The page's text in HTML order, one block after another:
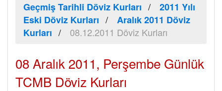
Geçmiş Tarihli Döviz Kurları
2011 Yılı
Eski Döviz Kurları
Aralık 2011 Döviz
Kurları
08.12.2011 Döviz Kurları
08 Aralık 2011, Perşembe Günlük
TCMB Döviz Kurları